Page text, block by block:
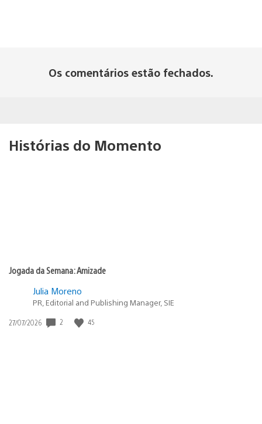
Os comentários estão fechados.
Histórias do Momento
Jogada da Semana: Amizade
Julia Moreno
PR, Editorial and Publishing Manager, SIE
Data
27/07/2026 2 45